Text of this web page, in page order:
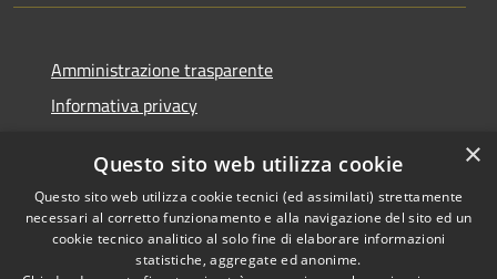
Amministrazione trasparente
Informativa privacy
Dichiarazione di accessibilità
×
Questo sito web utilizza cookie
Questo sito web utilizza cookie tecnici (ed assimilati) strettamente
necessari al corretto funzionamento e alla navigazione del sito ed un
cookie tecnico analitico al solo fine di elaborare informazioni
statistiche, aggregate ed anonime.